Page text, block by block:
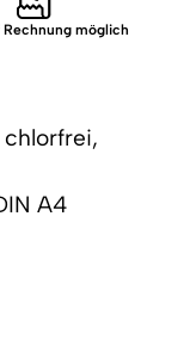
A4
Rechnung möglich